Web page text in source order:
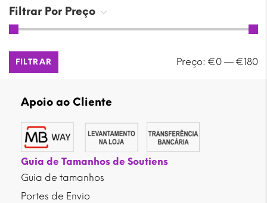
Filtrar Por Preço
Preço
Preço
FILTRAR Preço: €0 — €180
Apoio ao Cliente
Guia de Tamanhos de Soutiens
Guia de tamanhos
Portes de Envio